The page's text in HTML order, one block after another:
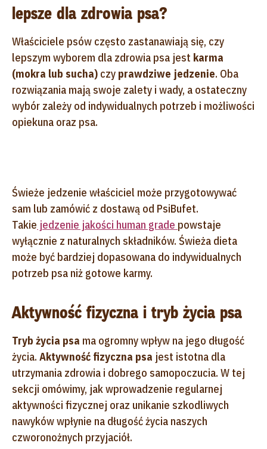
lepsze dla zdrowia psa?
Właściciele psów często zastanawiają się, czy
lepszym wyborem dla zdrowia psa jest karma
(mokra lub sucha) czy prawdziwe jedzenie. Oba
rozwiązania mają swoje zalety i wady, a ostateczny
wybór zależy od indywidualnych potrzeb i możliwości
opiekuna oraz psa.
Świeże jedzenie właściciel może przygotowywać
sam lub zamówić z dostawą od PsiBufet.
Takie jedzenie jakości human grade powstaje
wyłącznie z naturalnych składników. Świeża dieta
może być bardziej dopasowana do indywidualnych
potrzeb psa niż gotowe karmy.
Aktywność fizyczna i tryb życia psa
Tryb życia psa ma ogromny wpływ na jego długość
życia. Aktywność fizyczna psa jest istotna dla
utrzymania zdrowia i dobrego samopoczucia. W tej
sekcji omówimy, jak wprowadzenie regularnej
aktywności fizycznej oraz unikanie szkodliwych
nawyków wpłynie na długość życia naszych
czworonożnych przyjaciół.